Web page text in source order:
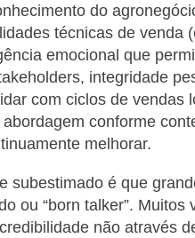
do
técnicas de venda
emocional que
integridade
com ciclos de vendas
conforme
melhorar.
subestimado é que
ou “born talker”.
não através